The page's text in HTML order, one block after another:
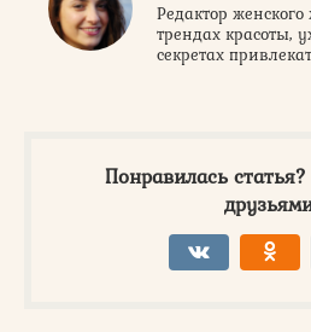
Редактор
трендах красоты,
секретах
Понравилась